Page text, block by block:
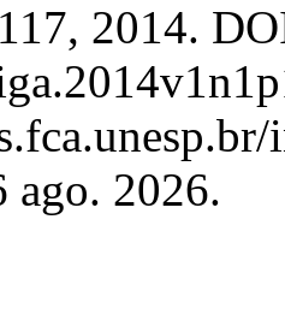
2014.
ago. 2026.